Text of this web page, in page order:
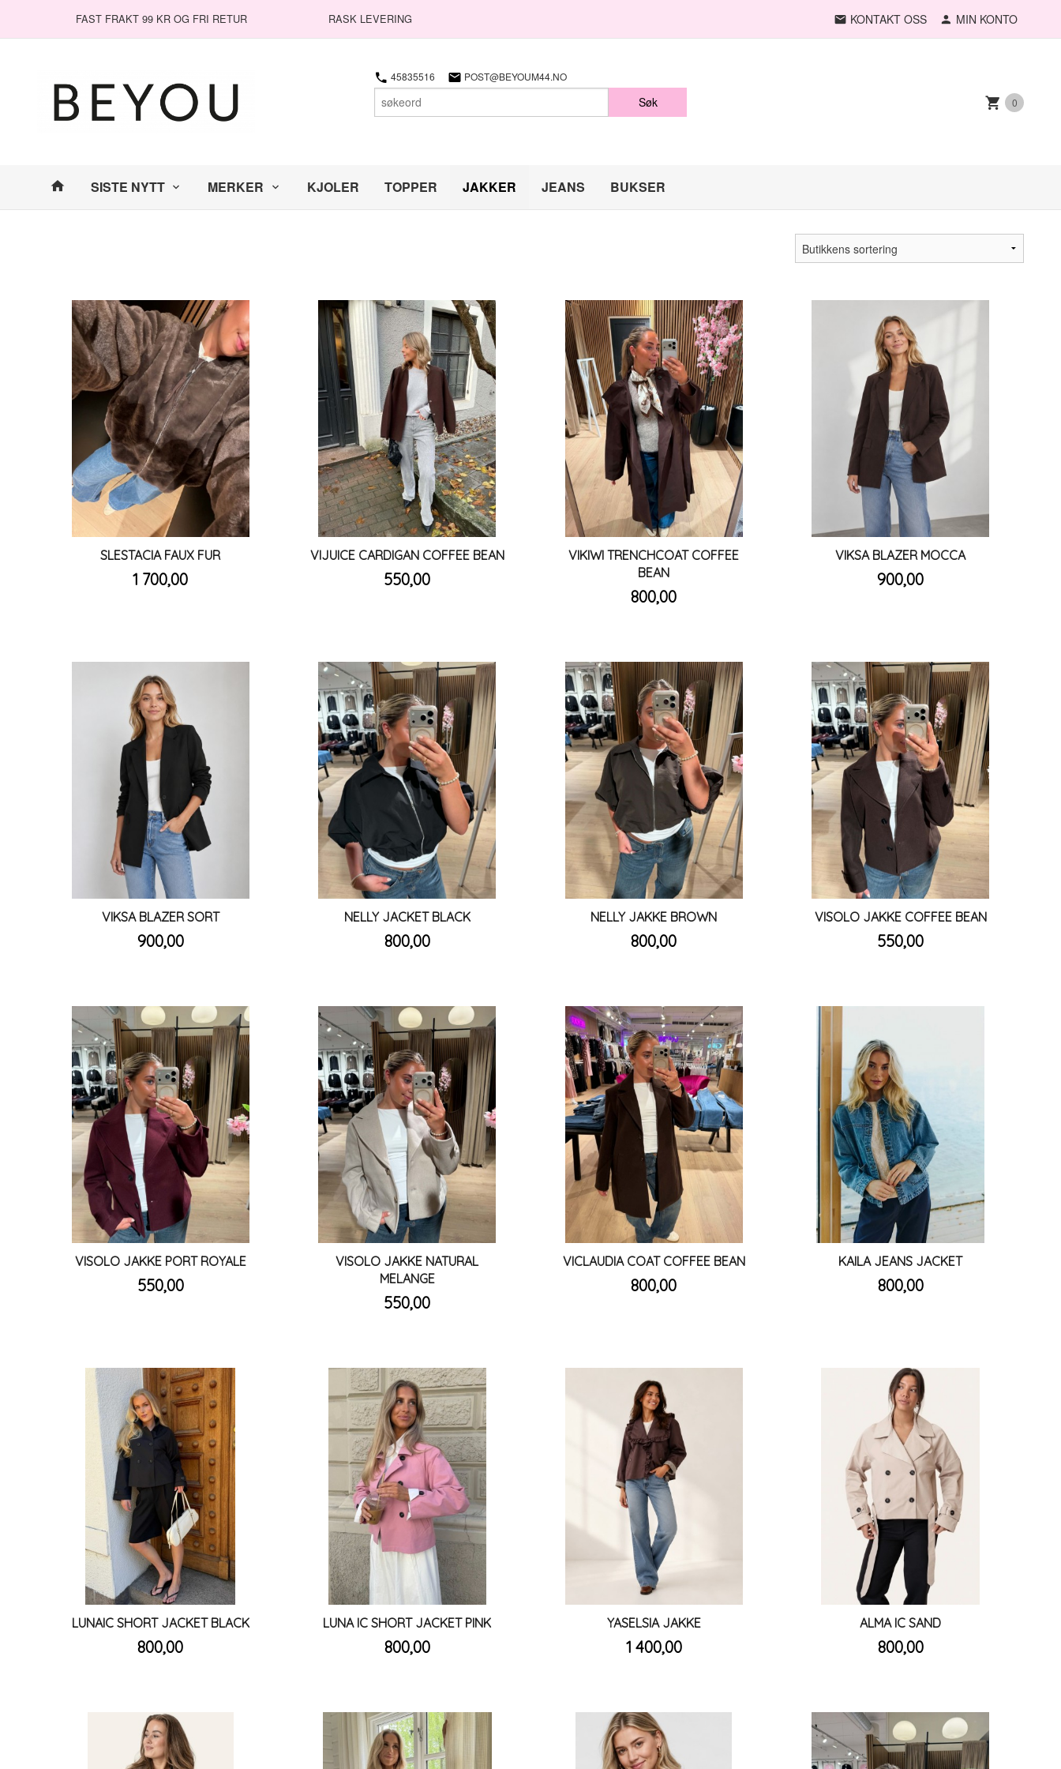
FAST FRAKT 99 KR OG FRI RETUR RASK LEVERING KONTAKT OSS MIN KONTO
45835516 POST@BEYOUM44.NO
Søk 0
Produkter
SISTE NYTT MERKER KJOLER TOPPER JAKKER JEANS BUKSER
SLESTACIA FAUX FUR
Pris
1 700,00mva.
Les mer
VIJUICE CARDIGAN COFFEE BEAN
Pris
550,00mva.
Les mer
VIKIWI TRENCHCOAT COFFEE
BEAN
Pris
800,00mva.
Les mer
VIKSA BLAZER MOCCA
Pris
900,00mva.
Les mer
VIKSA BLAZER SORT
Pris
900,00inkl.
mva.
Les mer
NELLY JACKET BLACK
Pris
800,00inkl.
mva.
Les mer
NELLY JAKKE BROWN
Pris
800,00mva.
Les mer
VISOLO JAKKE COFFEE BEAN
Pris
550,00mva.
Les mer
VISOLO JAKKE PORT ROYALE
Pris
550,00inkl.
mva.
Les mer
VISOLO JAKKE NATURAL
MELANGE
Pris
550,00mva.
Les mer
VICLAUDIA COAT COFFEE BEAN
Pris
800,00mva.
Les mer
KAILA JEANS JACKET
Pris
800,00inkl.
mva.
Les mer
LUNAIC SHORT JACKET BLACK
Pris
800,00mva.
Les mer
LUNA IC SHORT JACKET PINK
Pris
800,00inkl.
mva.
Les mer
YASELSIA JAKKE
Pris
1 400,00inkl.
mva.
Les mer
ALMA IC SAND
Pris
800,00inkl.
mva.
Les mer